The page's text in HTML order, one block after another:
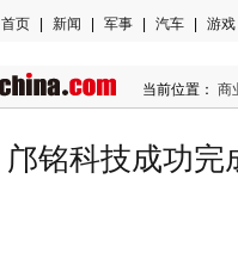
首页 新闻 军事 汽车 游戏
当前位置： 商
邝铭科技成功完